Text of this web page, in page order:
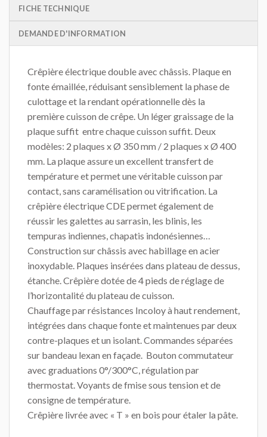
FICHE TECHNIQUE
DEMANDE D'INFORMATION
Crêpière électrique double avec châssis. Plaque en
fonte émaillée, réduisant sensiblement la phase de
culottage et la rendant opérationnelle dès la
première cuisson de crêpe. Un léger graissage de la
plaque suffit entre chaque cuisson suffit. Deux
modèles: 2 plaques x Ø 350 mm / 2 plaques x Ø 400
mm. La plaque assure un excellent transfert de
température et permet une véritable cuisson par
contact, sans caramélisation ou vitrification. La
crêpière électrique CDE permet également de
réussir les galettes au sarrasin, les blinis, les
tempuras indiennes, chapatis indonésiennes…
Construction sur châssis avec habillage en acier
inoxydable. Plaques insérées dans plateau de dessus,
étanche. Crêpière dotée de 4 pieds de réglage de
l’horizontalité du plateau de cuisson.
Chauffage par résistances Incoloy à haut rendement,
intégrées dans chaque fonte et maintenues par deux
contre-plaques et un isolant. Commandes séparées
sur bandeau lexan en façade. Bouton commutateur
avec graduations 0°/300°C, régulation par
thermostat. Voyants de fmise sous tension et de
consigne de température.
Crêpière livrée avec « T » en bois pour étaler la pâte.